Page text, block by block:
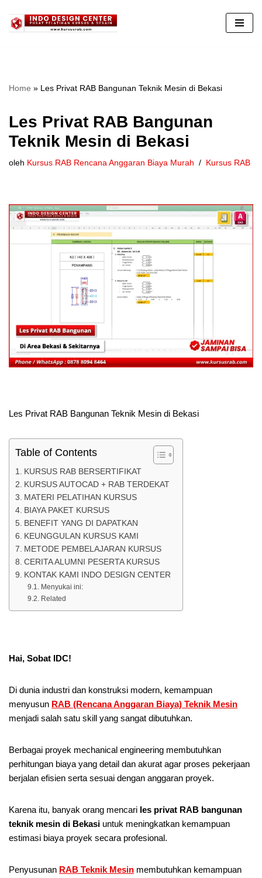
Lompat
Home » Les Privat RAB Bangunan Teknik Mesin di Bekasi
Les Privat RAB Bangunan
Teknik Mesin di Bekasi
oleh Kursus RAB Rencana Anggaran Biaya Murah Kursus RAB
Les Privat RAB Bangunan Teknik Mesin di Bekasi
Table of Contents
KURSUS RAB BERSERTIFIKAT
KURSUS AUTOCAD + RAB TERDEKAT
MATERI PELATIHAN KURSUS
BIAYA PAKET KURSUS
BENEFIT YANG DI DAPATKAN
KEUNGGULAN KURSUS KAMI
METODE PEMBELAJARAN KURSUS
CERITA ALUMNI PESERTA KURSUS
KONTAK KAMI INDO DESIGN CENTER
Menyukai ini:
Related
Hai, Sobat IDC!
Di dunia industri dan konstruksi modern, kemampuan
menyusun RAB (Rencana Anggaran Biaya) Teknik Mesin
menjadi salah satu skill yang sangat dibutuhkan.
Berbagai proyek mechanical engineering membutuhkan
perhitungan biaya yang detail dan akurat agar proses pekerjaan
berjalan efisien serta sesuai dengan anggaran proyek.
Karena itu, banyak orang mencari les privat RAB bangunan
teknik mesin di Bekasi untuk meningkatkan kemampuan
estimasi biaya proyek secara profesional.
Penyusunan RAB Teknik Mesin membutuhkan kemampuan